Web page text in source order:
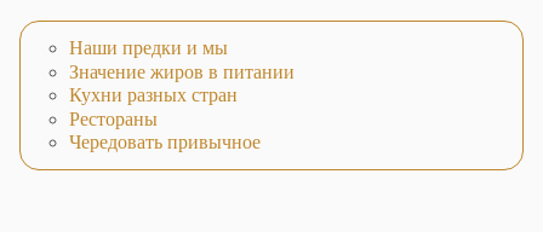
Наши предки и мы
Значение жиров в питании
Кухни разных стран
Рестораны
Чередовать привычное